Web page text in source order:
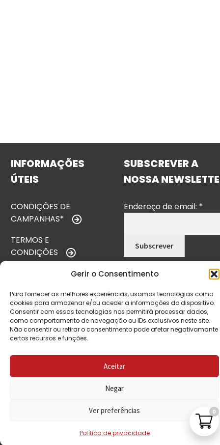
Gerir o Consentimento
Para fornecer as melhores experiências, usamos tecnologias como
cookies para armazenar e/ou aceder a informações do dispositivo.
Consentir com essas tecnologias nos permitirá processar dados,
como comportamento de navegação ou IDs exclusivos neste site.
Não consentir ou retirar o consentimento pode afetar negativamante
certos recursos e funções.
Aceitar
Negar
Ver preferências
Política de privacidade
INFORMAÇÕES
ÚTEIS
CONDIÇÕES DE
CAMPANHAS*
TERMOS E
CONDIÇÕES
POLÍTICA DE
REEMBOLSO
LIVRO DE
SUBSCREVER A
NOSSA
Endereço de email: *
0